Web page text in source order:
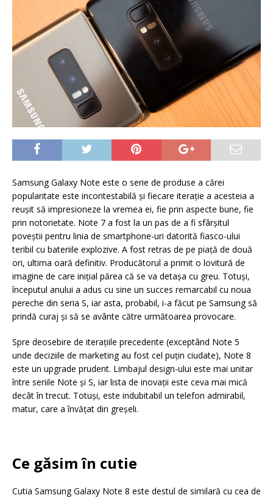
Samsung Galaxy Note este o serie de produse a cărei
popularitate este incontestabilă şi fiecare iteraţie a acesteia a
reuşit să impresioneze la vremea ei, fie prin aspecte bune, fie
prin notorietate. Note 7 a fost la un pas de a fi sfârşitul
poveştii pentru linia de smartphone-uri datorită fiasco-ului
teribil cu bateriile explozive. A fost retras de pe piaţă de două
ori, ultima oară definitiv. Producătorul a primit o lovitură de
imagine de care iniţial părea că se va detaşa cu greu. Totuşi,
începutul anului a adus cu sine un succes remarcabil cu noua
pereche din seria S, iar asta, probabil, i-a făcut pe Samsung să
prindă curaj şi să se avânte către următoarea provocare.
Spre deosebire de iteraţiile precedente (exceptând Note 5
unde deciziile de marketing au fost cel puţin ciudate), Note 8
este un upgrade prudent. Limbajul design-ului este mai unitar
între seriile Note şi S, iar lista de inovaţii este ceva mai mică
decât în trecut. Totuşi, este indubitabil un telefon admirabil,
matur, care a învăţat din greşeli.
Ce găsim în cutie
Cutia Samsung Galaxy Note 8 este destul de similară cu cea de